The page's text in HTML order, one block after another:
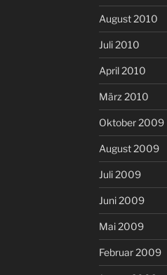
August 2010
Juli 2010
April 2010
März 2010
Oktober 2009
August 2009
Juli 2009
Juni 2009
Mai 2009
Februar 2009